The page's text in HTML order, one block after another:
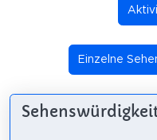
Einzelne